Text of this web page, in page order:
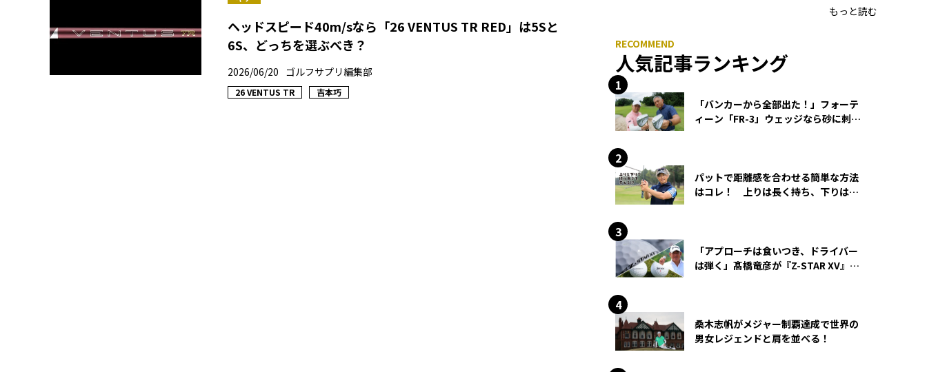
ヘッドスピード40m/sなら「26 VENTUS TR RED」は5Sと
6S、どっちを選ぶべき？
2026/06/20 ゴルフサプリ編集部
26 VENTUS TR 吉本巧
もっと読む
人気記事ランキング
「バンカーから全部出た！」フォーテ
ィーン「FR-3」ウェッジなら砂に刺さ
パットで距離感を合わせる簡単な方法
はコレ！ 上りは長く持ち、下りは短
「アプローチは食いつき、ドライバー
は弾く」髙橋竜彦が『Z-STAR XV』を
桑木志帆がメジャー制覇達成で世界の
男女レジェンドと肩を並べる！